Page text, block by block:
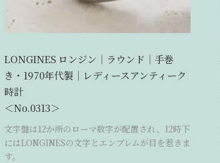
LONGINES ロンジン｜ラウンド｜手巻
き・1970年代製｜レディースアンティーク
時計
＜No.0313＞
文字盤は12か所のローマ数字が配置され、12時下
にはLONGINESの文字とエンブレムが目を惹きま
す。